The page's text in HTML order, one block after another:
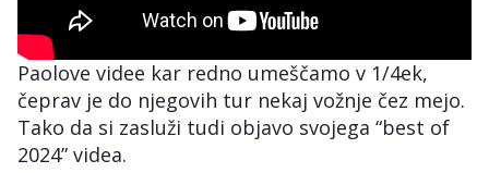
Paolove videe kar redno umeščamo v 1/4ek,
čeprav je do njegovih tur nekaj vožnje čez mejo.
Tako da si zasluži tudi objavo svojega “best of
2024” videa.